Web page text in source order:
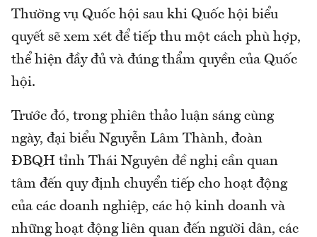
Thường vụ Quốc hội sau khi Quốc hội biểu
quyết sẽ xem xét để tiếp thu một cách phù hợp,
thể hiện đầy đủ và đúng thẩm quyền của Quốc
hội.
Trước đó, trong phiên thảo luận sáng cùng
ngày, đại biểu Nguyễn Lâm Thành, đoàn
ĐBQH tỉnh Thái Nguyên đề nghị cần quan
tâm đến quy định chuyển tiếp cho hoạt động
của các doanh nghiệp, các hộ kinh doanh và
những hoạt động liên quan đến người dân, các